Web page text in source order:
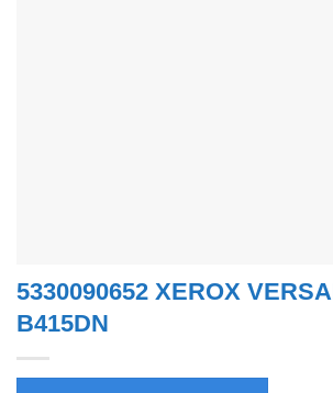
5330090652 XEROX
B415DN